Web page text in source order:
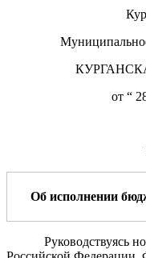
от “
Об исполнении
Руководствуясь